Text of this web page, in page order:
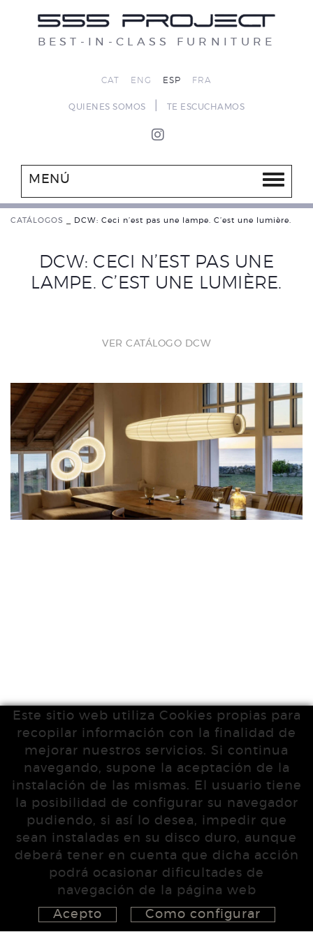
BEST-IN-CLASS FURNITURE
CAT ENG ESP FRA
QUIENES SOMOS TE ESCUCHAMOS
MENÚ
CATÁLOGOS DCW: Ceci n’est pas une lampe. C’est une lumière.
DCW: CECI N’EST PAS UNE
LAMPE. C’EST UNE LUMIÈRE.
VER CATÁLOGO DCW
Este sitio web utiliza Cookies propias para
recopilar información con la finalidad de
mejorar nuestros servicios. Si continua
navegando, supone la aceptación de la
instalación de las mismas. El usuario tiene
la posibilidad de configurar su navegador
pudiendo, si así lo desea, impedir que
sean instaladas en su disco duro, aunque
deberá tener en cuenta que dicha acción
podrá ocasionar dificultades de
navegación de la página web
Acepto
Como configurar